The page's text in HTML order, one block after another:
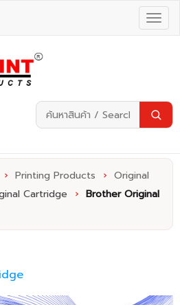
› Printing Products › Original
Cartridge › Brother Original